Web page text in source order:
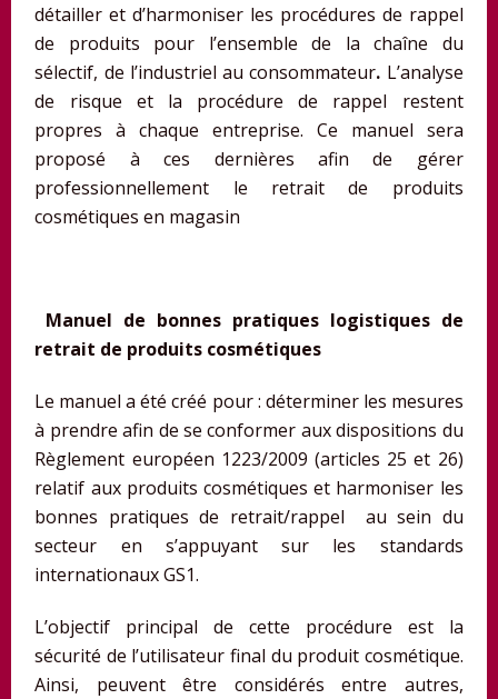
détailler et d’harmoniser les procédures de rappel
de produits pour l’ensemble de la chaîne du
sélectif, de l’industriel au consommateur. L’analyse
de risque et la procédure de rappel restent
propres à chaque entreprise. Ce manuel sera
proposé à ces dernières afin de gérer
professionnellement le retrait de produits
cosmétiques en magasin
Manuel de bonnes pratiques logistiques de
retrait de produits cosmétiques
Le manuel a été créé pour : déterminer les mesures
à prendre afin de se conformer aux dispositions du
Règlement européen 1223/2009 (articles 25 et 26)
relatif aux produits cosmétiques et harmoniser les
bonnes pratiques de retrait/rappel au sein du
secteur en s’appuyant sur les standards
internationaux GS1.
L’objectif principal de cette procédure est la
sécurité de l’utilisateur final du produit cosmétique.
Ainsi, peuvent être considérés entre autres,